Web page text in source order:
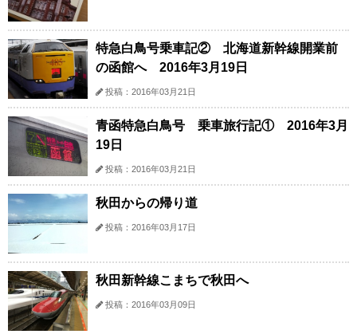
特急白鳥号乗車記② 北海道新幹線開業前
の函館へ 2016年3月19日
投稿：2016年03月21日
青函特急白鳥号 乗車旅行記① 2016年3月
19日
投稿：2016年03月21日
秋田からの帰り道
投稿：2016年03月17日
秋田新幹線こまちで秋田へ
投稿：2016年03月09日